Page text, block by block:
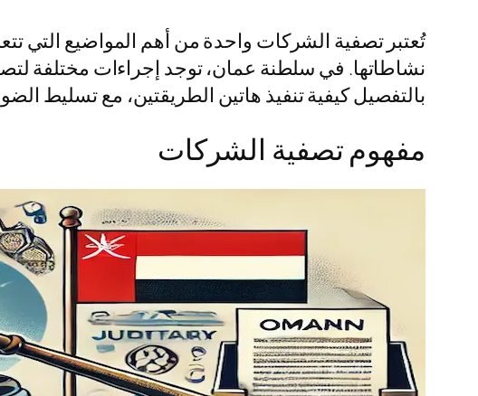
تُعتبر تصفية الشركات واحدة من أهم المواضيع التي
نشاطاتها. في سلطنة عمان، توجد إجراءات مختلفة
بالتفصيل كيفية تنفيذ هاتين الطريقتين، مع تسليط
مفهوم تصفية الشركات